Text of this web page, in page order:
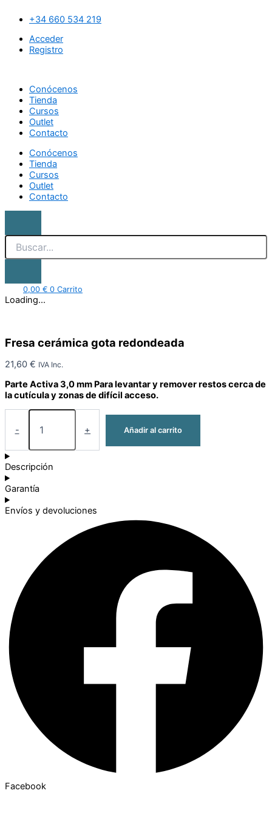
contenido
+34 660 534 219
Acceder
Registro
Conócenos
Tienda
Cursos
Outlet
Contacto
Conócenos
Tienda
Cursos
Outlet
Contacto
0,00 € 0 Carrito
Loading...
Fresa cerámica gota redondeada
21,60 € IVA Inc.
Parte Activa 3,0 mm Para levantar y remover restos cerca de
la cutícula y zonas de difícil acceso.
-
cerámica
redondeada
cantidad
+ Añadir al carrito
Descripción
Garantía
Envíos y devoluciones
Facebook